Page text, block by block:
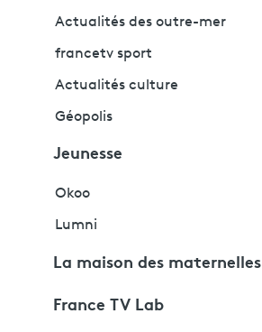
Actualités des outre-mer
francetv sport
Actualités culture
Géopolis
Jeunesse
Okoo
Lumni
La maison des maternelles
France TV Lab